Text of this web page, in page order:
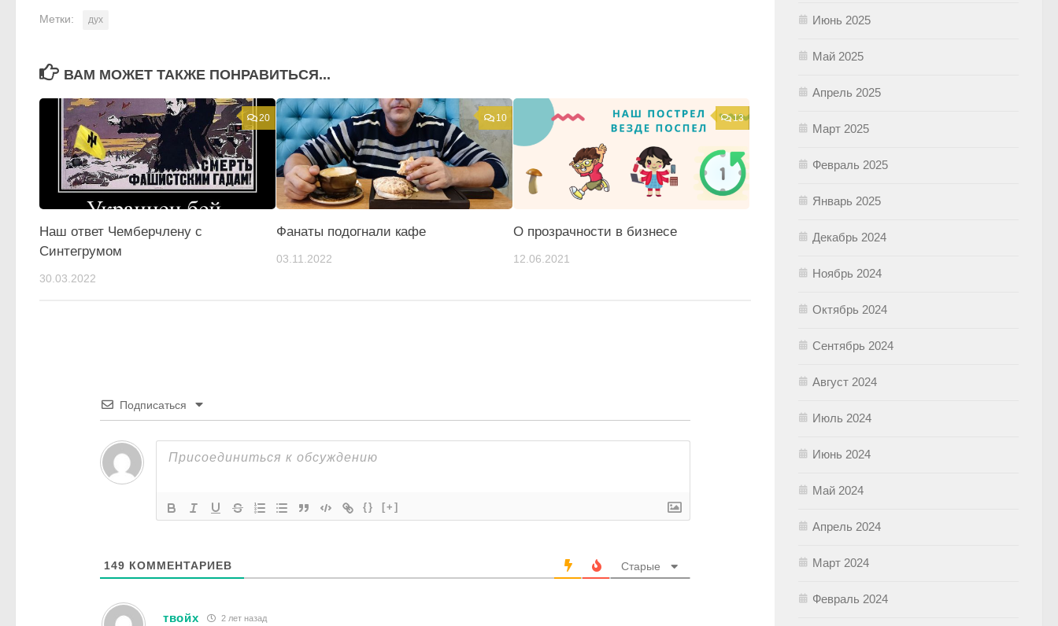
Метки: дух
ВАМ МОЖЕТ ТАКЖЕ ПОНРАВИТЬСЯ...
20
Наш ответ Чемберчлену с
Синтегрумом
30.03.2022
10
Фанаты подогнали кафе
03.11.2022
13
О прозрачности в бизнесе
12.06.2021
Подписаться
{} [+]
149 КОММЕНТАРИЕВ Старые
твойх 2 лет назад
Июнь 2025
Май 2025
Апрель 2025
Март 2025
Февраль 2025
Январь 2025
Декабрь 2024
Ноябрь 2024
Октябрь 2024
Сентябрь 2024
Август 2024
Июль 2024
Июнь 2024
Май 2024
Апрель 2024
Март 2024
Февраль 2024